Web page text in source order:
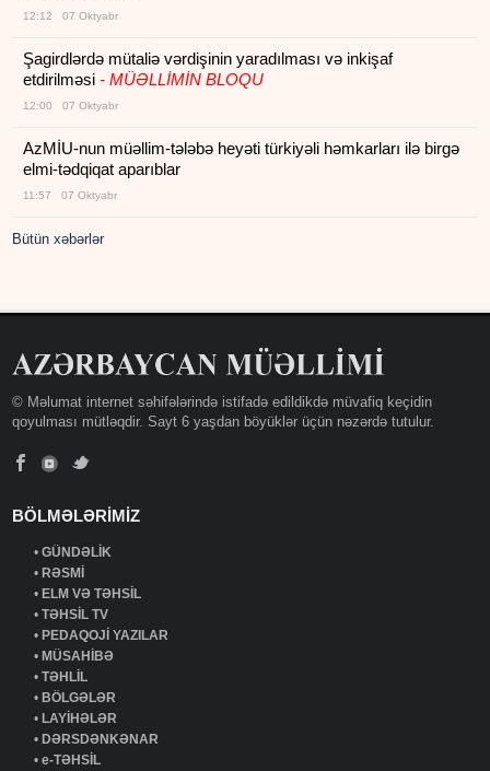
12:12 07 Oktyabr
Şagirdlərdə mütaliə vərdişinin yaradılması və inkişaf
etdirilməsi- MÜƏLLİMİN BLOQU
12:00 07 Oktyabr
AzMİU-nun müəllim-tələbə heyəti türkiyəli həmkarları ilə birgə
elmi-tədqiqat aparıblar
11:57 07 Oktyabr
Bütün xəbərlər
© Məlumat internet səhifələrində istifadə edildikdə müvafiq keçidin
qoyulması mütləqdir. Sayt 6 yaşdan böyüklər üçün nəzərdə tutulur.
BÖLMƏLƏRİMİZ
•GÜNDƏLİK
• RƏSMİ
• ELM VƏ TƏHSİL
•TƏHSİL TV
• PEDAQOJİ YAZILAR
• MÜSAHİBƏ
•TƏHLİL
• BÖLGƏLƏR
• LAYİHƏLƏR
• DƏRSDƏNKƏNAR
•e-TƏHSİL